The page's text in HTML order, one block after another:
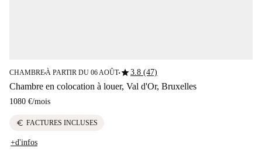
CHAMBRE■À PARTIR DU 06 AOÛT■star3.8 (47)
Chambre en colocation à louer, Val d'Or, Bruxelles
1080 €/mois
euro FACTURES INCLUSES
+d'infos